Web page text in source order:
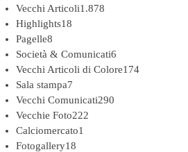
Vecchi Articoli1.878
Highlights18
Pagelle8
Società & Comunicati6
Vecchi Articoli di Colore174
Sala stampa7
Vecchi Comunicati290
Vecchie Foto222
Calciomercato1
Fotogallery18